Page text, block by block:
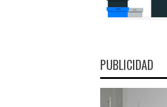
PUBLICIDAD